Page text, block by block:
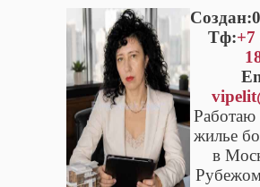
Тф:+7
Работаю
жилье
в